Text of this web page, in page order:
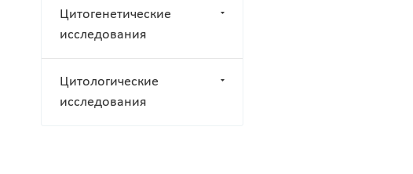
Цитогенетические
исследования
Цитологические
исследования